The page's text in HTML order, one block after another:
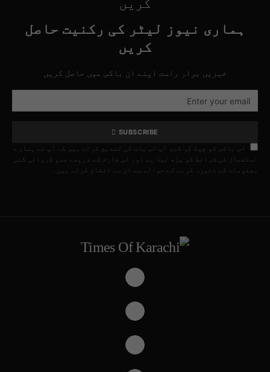
ہماری نیوز لیٹر کی رکنیت حاصل
کریں
خبریں براہِ راست اپنے ان باکس میں حاصل کریں
SUBSCRIBE
اس باکس کو چیک کر کے، آپ اس بات کی تصدیق کرتے ہیں کہ آپ نے ہمارے
استعمال کی شرائط کو پڑھ لیا ہے اور اس فارم کے ذریعے جمع کروائی گئی
معلومات کے ذخیرہ کرنے کے حوالے سے ان سے اتفاق کرتے ہیں۔